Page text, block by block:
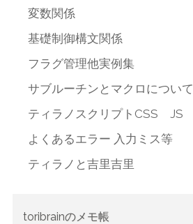
変数関係
基礎制御構文関係
フラグ管理他実例集
サブルーチンとマクロについて
ティラノスクリプトCSS JS
よくあるエラー 入力ミス等
ティラノと吉里吉里
toribrainのメモ帳